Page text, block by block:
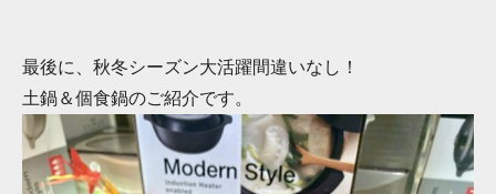
最後に、秋冬シーズン大活躍間違いなし！
土鍋＆個食鍋のご紹介です。